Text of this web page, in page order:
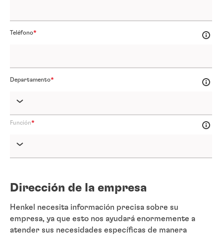
Teléfono
Departamento
Función
Dirección de la empresa
Henkel necesita información precisa sobre su
empresa, ya que esto nos ayudará enormemente a
atender sus necesidades específicas de manera